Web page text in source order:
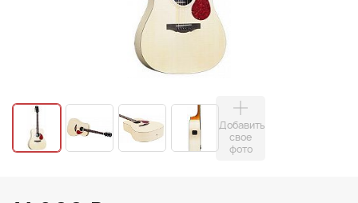
Добавить
свое
фото